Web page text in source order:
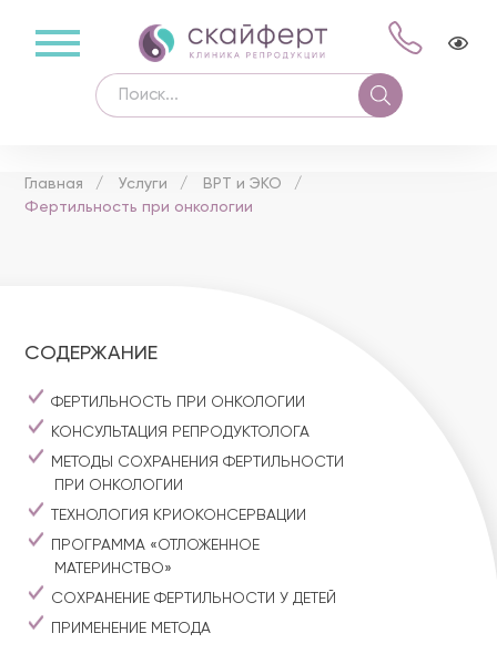
Главная Услуги
ВРТ и ЭКО
Фертильность при онкологии
СОДЕРЖАНИЕ
ФЕРТИЛЬНОСТЬ ПРИ ОНКОЛОГИИ
КОНСУЛЬТАЦИЯ РЕПРОДУКТОЛОГА
МЕТОДЫ СОХРАНЕНИЯ ФЕРТИЛЬНОСТИ
ПРИ ОНКОЛОГИИ
ТЕХНОЛОГИЯ КРИОКОНСЕРВАЦИИ
ПРОГРАММА «ОТЛОЖЕННОЕ
МАТЕРИНСТВО»
СОХРАНЕНИЕ ФЕРТИЛЬНОСТИ У ДЕТЕЙ
ПРИМЕНЕНИЕ МЕТОДА